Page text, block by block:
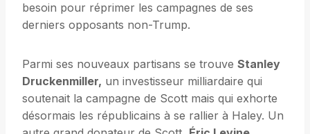
besoin pour réprimer les campagnes de ses
derniers opposants non-Trump.
Parmi ses nouveaux partisans se trouve Stanley
Druckenmiller, un investisseur milliardaire qui
soutenait la campagne de Scott mais qui exhorte
désormais les républicains à se rallier à Haley. Un